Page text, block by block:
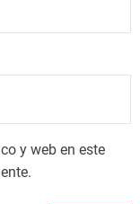
y web en este